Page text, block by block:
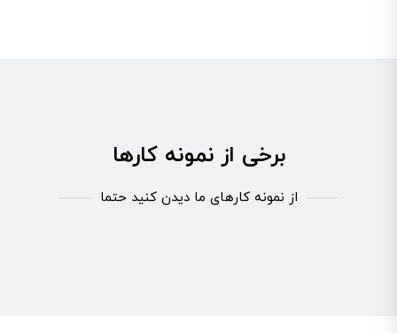
برخی از نمونه کارها
از نمونه کارهای ما دیدن کنید حتما